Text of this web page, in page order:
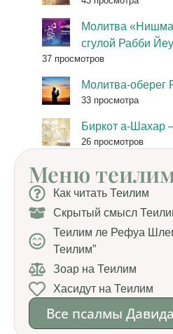
Молитва
сгулой Рабби
37 просмотров
Молитва-оберег
33 просмотра
Биркот а-Шахар
26 просмотров
Меню
Как читать Теилим
Скрытый смысл
Теилим ле Рефуа
Теилим”
Зоар на Теилим
Хасидут на Теилим
Все псалмы Давида